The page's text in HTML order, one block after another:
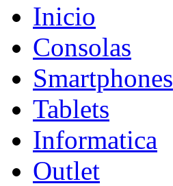
Inicio
Consolas
Smartphones
Tablets
Informatica
Outlet